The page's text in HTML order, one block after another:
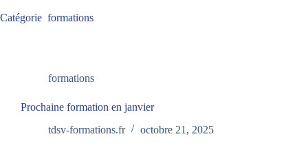
Catégorie formations
formations
Prochaine formation en janvier
tdsv-formations.fr
octobre 21, 2025